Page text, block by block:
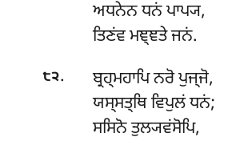
ਅਧਨੇਨ ਧਨਂ ਪਾਪ੍ਯ,
ਤਿਣਂਵ ਮਞ੍ਞਤੇ ਜਨਂ.
੮੨. ਬ੍ਰਹ੍ਮਹਾਪਿਨਰੋ ਪੁਜ੍ਜੋ,
ਯਸ੍ਸਤ੍ਥਿ ਵਿਪੁਲਂ ਧਨਂ;
ਸਸਿਨੋ ਤੁਲ੍ਯਵਂਸੋਪਿ,